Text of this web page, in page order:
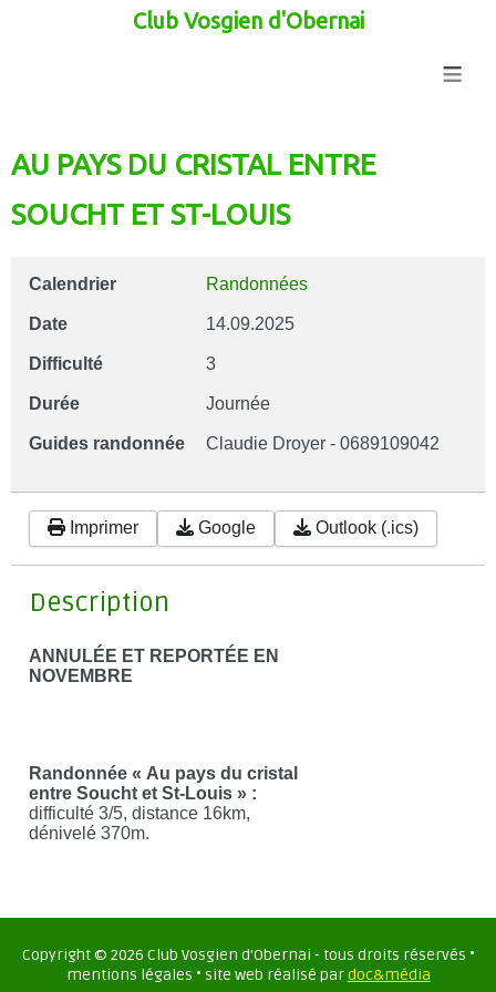
Club Vosgien d'Obernai
≡
AU PAYS DU CRISTAL ENTRE
SOUCHT ET ST-LOUIS
Calendrier Randonnées
Date 14.09.2025
Difficulté 3
Durée Journée
Guides randonnée Claudie Droyer - 0689109042
Imprimer Google Outlook (.ics)
Description
ANNULÉE ET REPORTÉE EN
NOVEMBRE
Randonnée « Au pays du cristal
entre Soucht et St-Louis » :
difficulté 3/5, distance 16km,
dénivelé 370m.
Copyright © 2026 Club Vosgien d'Obernai - tous droits réservés •
mentions légales • site web réalisé pardoc&média